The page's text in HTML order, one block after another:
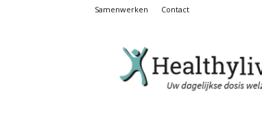
Samenwerken Contact